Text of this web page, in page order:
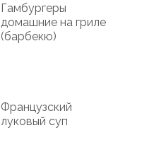
Гамбургеры
домашние на гриле
(барбекю)
Французский
луковый суп